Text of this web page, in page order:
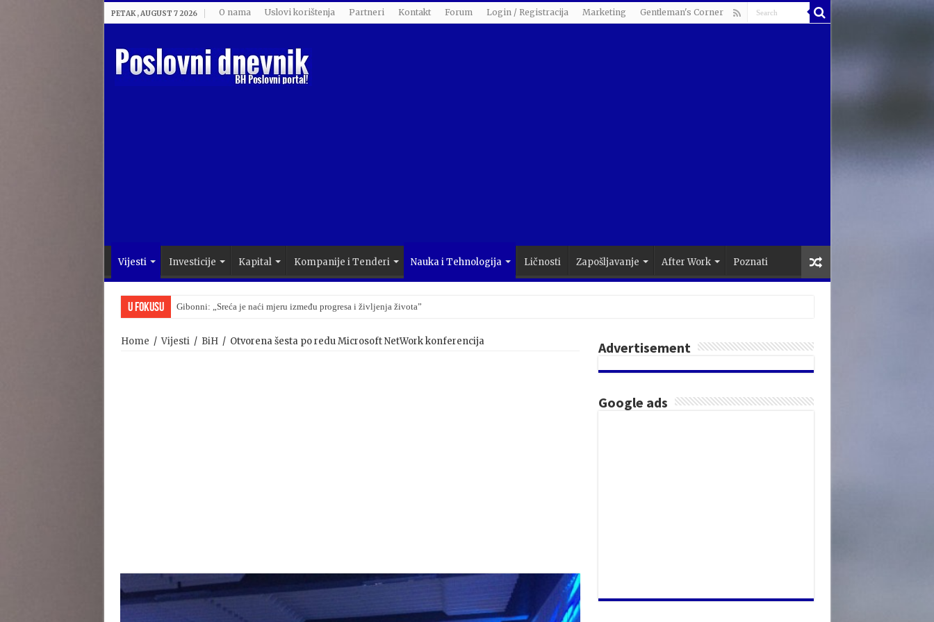
PETAK , AUGUST 7 2026 O nama Uslovi korištenja Partneri Kontakt Forum Login / Registracija Marketing Gentleman's Corner
Vijesti Investicije Kapital Kompanije i Tenderi Nauka i Tehnologija Ličnosti Zapošljavanje After Work Poznati
U Fokusu Lidl završio megacentar u BiH vrijedan 100 miliona eura: Ovo je lista gradova u koje dolazi
Home / Vijesti / BiH / Otvorena šesta po redu Microsoft NetWork konferencija Advertisement
Google ads